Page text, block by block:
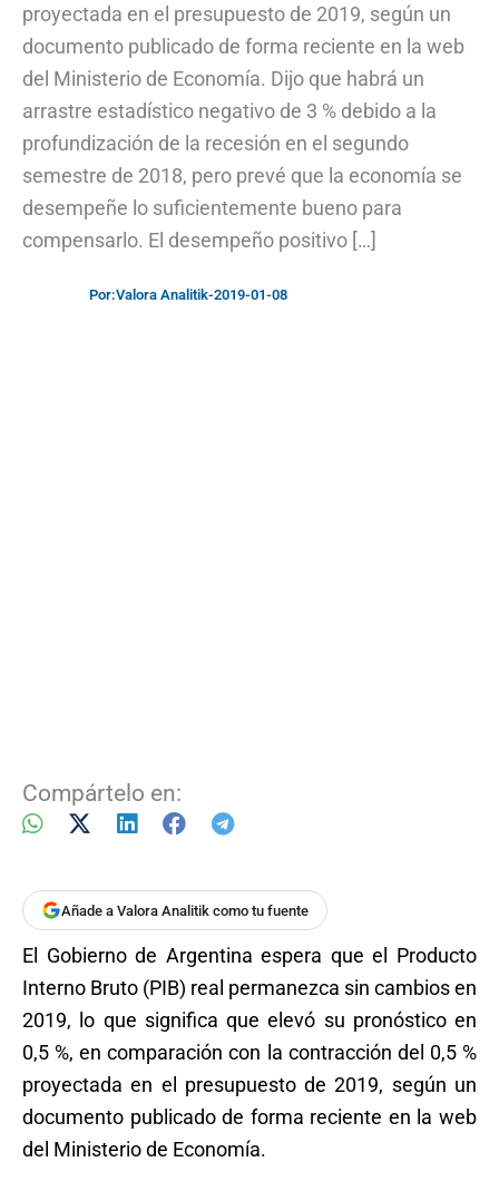
proyectada en el presupuesto de 2019, según un
documento publicado de forma reciente en la web
del Ministerio de Economía. Dijo que habrá un
arrastre estadístico negativo de 3 % debido a la
profundización de la recesión en el segundo
semestre de 2018, pero prevé que la economía se
desempeñe lo suficientemente bueno para
compensarlo. El desempeño positivo […]
Por:Valora Analitik-2019-01-08
Compártelo en:
Añade a Valora Analitik como tu fuente
El Gobierno de Argentina espera que el Producto
Interno Bruto (PIB) real permanezca sin cambios en
2019, lo que significa que elevó su pronóstico en
0,5 %, en comparación con la contracción del 0,5 %
proyectada en el presupuesto de 2019, según un
documento publicado de forma reciente en la web
del Ministerio de Economía.